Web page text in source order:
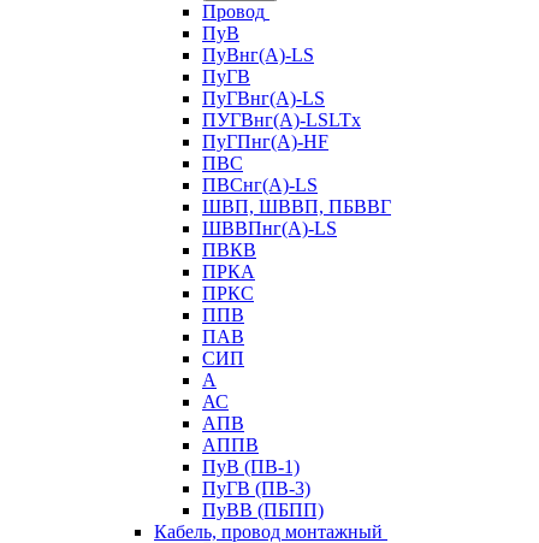
Провод
ПуВ
ПуВнг(А)-LS
ПуГВ
ПуГВнг(А)-LS
ПУГВнг(А)-LSLTx
ПуГПнг(А)-HF
ПВС
ПВСнг(А)-LS
ШВП, ШВВП, ПБВВГ
ШВВПнг(А)-LS
ПВКВ
ПРКА
ПРКС
ППВ
ПАВ
СИП
А
АС
АПВ
АППВ
ПуВ (ПВ-1)
ПуГВ (ПВ-3)
ПуВВ (ПБПП)
Кабель, провод монтажный